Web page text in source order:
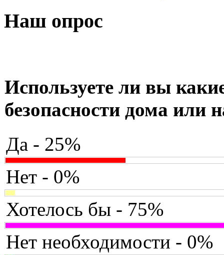
Наш опрос
Используете ли вы
безопасности дома или
Да - 25%
Нет - 0%
Хотелось бы - 75%
Нет необходимости - 0%